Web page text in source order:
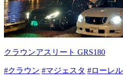
クラウンアスリート GRS180
#クラウン #マジェスタ #ローレ